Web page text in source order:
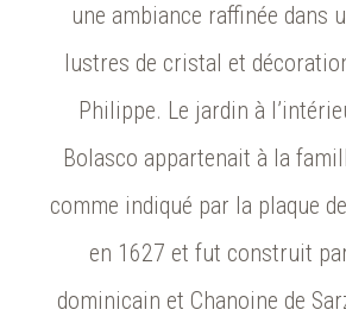
une ambiance raffinée dans
lustres de cristal et
Philippe. Le jardin à
Bolasco appartenait à la
comme indiqué par la plaque
en 1627 et fut construit
dominicain et Chanoine de